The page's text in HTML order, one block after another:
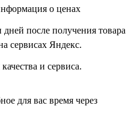
о ценах
после получения товара
сервисах Яндекс.
и сервиса.
для вас время через